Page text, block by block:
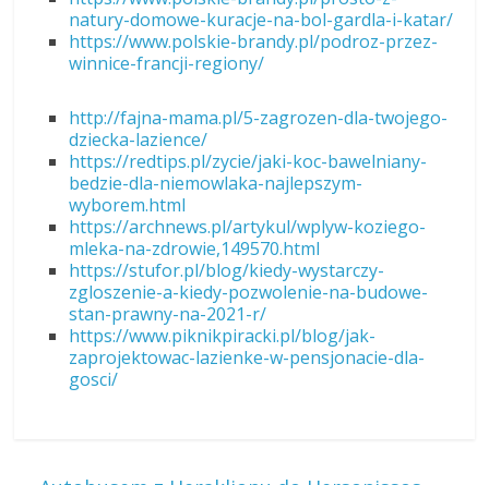
natury-domowe-kuracje-na-bol-gardla-i-katar/
https://www.polskie-brandy.pl/podroz-przez-
winnice-francji-regiony/
http://fajna-mama.pl/5-zagrozen-dla-twojego-
dziecka-lazience/
https://redtips.pl/zycie/jaki-koc-bawelniany-
bedzie-dla-niemowlaka-najlepszym-
wyborem.html
https://archnews.pl/artykul/wplyw-koziego-
mleka-na-zdrowie,149570.html
https://stufor.pl/blog/kiedy-wystarczy-
zgloszenie-a-kiedy-pozwolenie-na-budowe-
stan-prawny-na-2021-r/
https://www.piknikpiracki.pl/blog/jak-
zaprojektowac-lazienke-w-pensjonacie-dla-
gosci/